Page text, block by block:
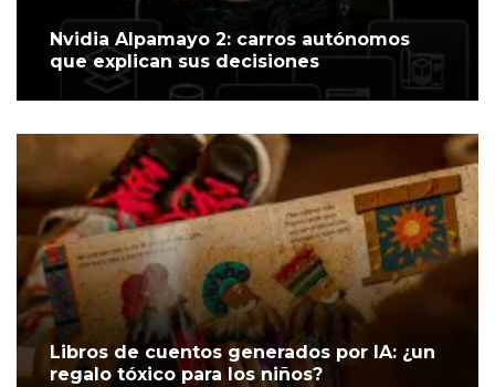
Nvidia Alpamayo 2: carros autónomos
que explican sus decisiones
Libros de cuentos generados por IA: ¿un
regalo tóxico para los niños?